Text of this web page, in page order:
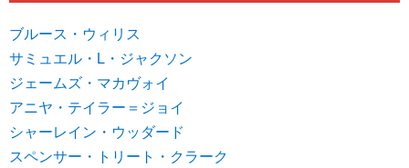
ブルース・ウィリス
サミュエル・L・ジャクソン
ジェームズ・マカヴォイ
アニヤ・テイラー＝ジョイ
シャーレイン・ウッダード
スペンサー・トリート・クラーク